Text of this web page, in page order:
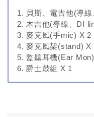
貝斯、電吉他(導
木吉他(導線、DI
麥克風(手mic) X 2
麥克風架(stand) X
監聽耳機(Ear
爵士鼓組 X 1